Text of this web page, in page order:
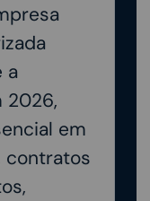
a
2026,
em
contratos